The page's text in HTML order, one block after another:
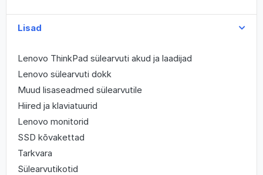
Lisad
Lenovo ThinkPad sülearvuti akud ja laadijad
Lenovo sülearvuti dokk
Muud lisaseadmed sülearvutile
Hiired ja klaviatuurid
Lenovo monitorid
SSD kõvakettad
Tarkvara
Sülearvutikotid